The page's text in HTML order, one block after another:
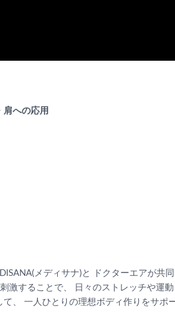
肩への応用
メディサナ)と ドクターエアが共同
することで、 日々のストレッチや運動
、 一人ひとりの理想ボディ作りをサポ